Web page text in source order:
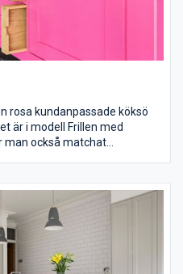
rosa kundanpassade köksö
är i modell Frillen med
man också matchat